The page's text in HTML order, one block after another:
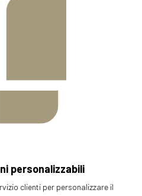
personalizzabili
clienti per personalizzare il